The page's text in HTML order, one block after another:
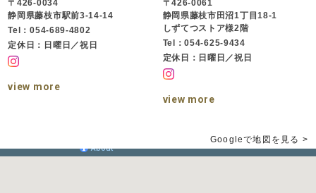
〒426-0034
静岡県藤枝市駅前3-14-14
Tel：054-689-4802
定休日：日曜日／祝日
view more
〒426-0061
静岡県藤枝市田沼1丁目18-1
しずてつストア様2階
Tel：054-625-9434
定休日：日曜日／祝日
view more
Googleで地図を見る >